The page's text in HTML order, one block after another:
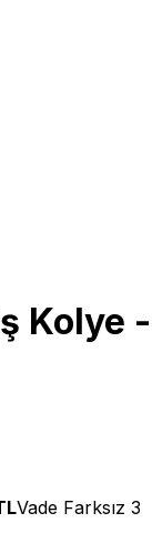
Kolye -
Vade Farksız 3